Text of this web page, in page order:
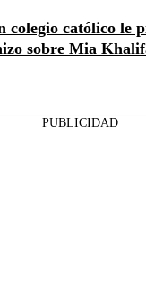
colegio católico le
sobre Mia
PUBLICIDAD